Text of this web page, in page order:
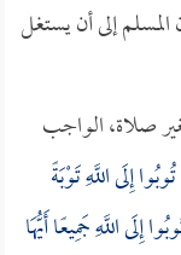
إلى أن يستغل
صلاة، الواجب
إِلَى اللَّهِ تَوْبَةً
إِلَى اللَّهِ جَمِيعًا أَيُّهَا